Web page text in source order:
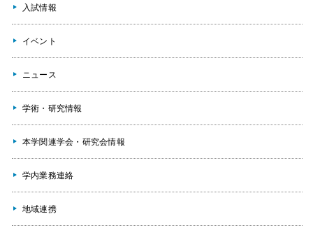
入試情報
イベント
ニュース
学術・研究情報
本学関連学会・研究会情報
学内業務連絡
地域連携